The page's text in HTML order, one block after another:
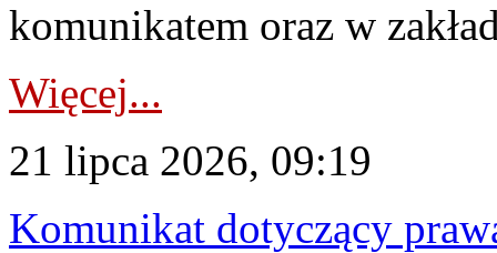
komunikatem oraz w
Więcej...
21 lipca 2026, 09:19
Komunikat dotyczący